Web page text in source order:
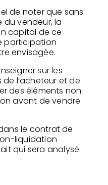
de noter que sans
vendeur, la
capital de ce
participation
envisagée.
sur les
l’acheteur et de
des éléments non
avant de vendre
le contrat de
liquidation
qui sera analysé.